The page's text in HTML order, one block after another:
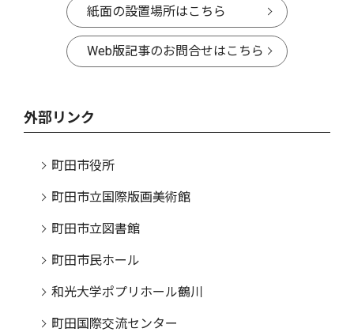
紙面の設置場所はこちら
Web版記事のお問合せはこちら
外部リンク
町田市役所
町田市立国際版画美術館
町田市立図書館
町田市民ホール
和光大学ポプリホール鶴川
町田国際交流センター